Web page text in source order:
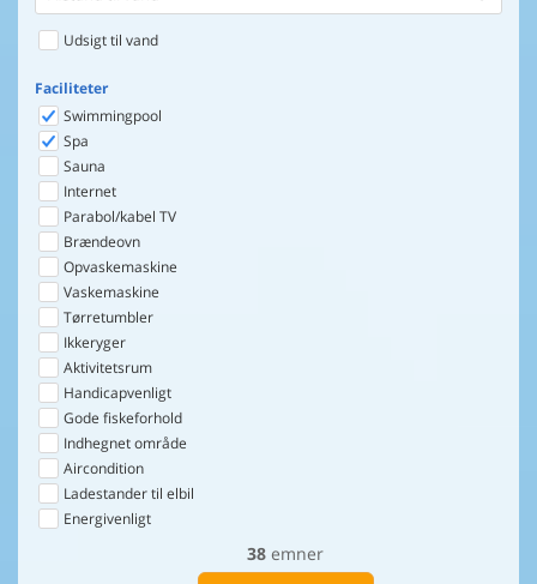
38 emner
Udsigt til vand
Faciliteter
Swimmingpool
Spa
Sauna
Internet
Parabol/kabel TV
Brændeovn
Opvaskemaskine
Vaskemaskine
Tørretumbler
Ikkeryger
Aktivitetsrum
Handicapvenligt
Gode fiskeforhold
Indhegnet område
Aircondition
Ladestander til elbil
Energivenligt